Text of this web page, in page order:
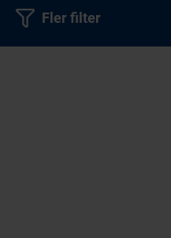
Fler filter